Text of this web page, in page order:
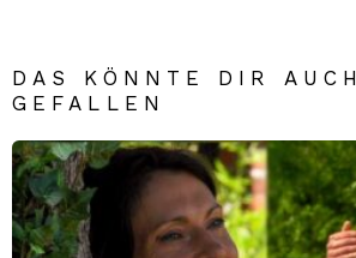
DAS KÖNNTE DIR AUCH
GEFALLEN